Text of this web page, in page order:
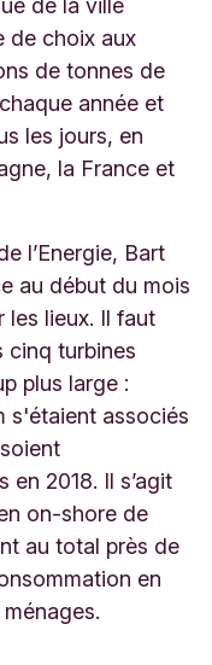
de la ville
de choix aux
de tonnes de
année et
les jours, en
la France et
l’Energie, Bart
au début du mois
les lieux. Il faut
cinq turbines
plus large :
s'étaient associés
en 2018. Il s’agit
on-shore de
au total près de
en